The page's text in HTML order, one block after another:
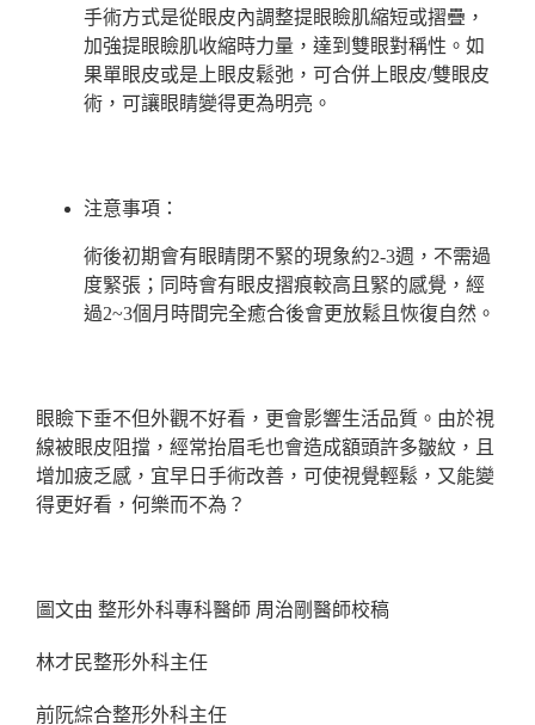
手術方式是從眼皮內調整提眼瞼肌縮短或摺疊，
加強提眼瞼肌收縮時力量，達到雙眼對稱性。如
果單眼皮或是上眼皮鬆弛，可合併上眼皮/雙眼皮
術，可讓眼睛變得更為明亮。
注意事項：
術後初期會有眼睛閉不緊的現象約2-3週，不需過
度緊張；同時會有眼皮摺痕較高且緊的感覺，經
過2~3個月時間完全癒合後會更放鬆且恢復自然。
眼瞼下垂不但外觀不好看，更會影響生活品質。由於視
線被眼皮阻擋，經常抬眉毛也會造成額頭許多皺紋，且
增加疲乏感，宜早日手術改善，可使視覺輕鬆，又能變
得更好看，何樂而不為？
圖文由 整形外科專科醫師 周治剛醫師校稿
林才民整形外科主任
前阮綜合整形外科主任